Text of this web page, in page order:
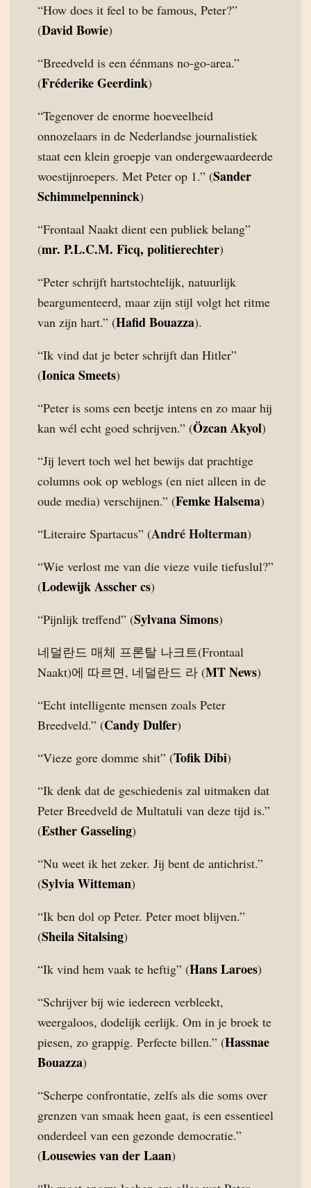
“How does it feel to be famous, Peter?”
(David Bowie)
“Breedveld is een éénmans no-go-area.”
(Fréderike Geerdink)
“Tegenover de enorme hoeveelheid
onnozelaars in de Nederlandse journalistiek
staat een klein groepje van ondergewaardeerde
woestijnroepers. Met Peter op 1.” (Sander
Schimmelpenninck)
“Frontaal Naakt dient een publiek belang”
(mr. P.L.C.M. Ficq, politierechter)
“Peter schrijft hartstochtelijk, natuurlijk
beargumenteerd, maar zijn stijl volgt het ritme
van zijn hart.” (Hafid Bouazza).
“Ik vind dat je beter schrijft dan Hitler”
(Ionica Smeets)
“Peter is soms een beetje intens en zo maar hij
kan wél echt goed schrijven.” (Özcan Akyol)
“Jij levert toch wel het bewijs dat prachtige
columns ook op weblogs (en niet alleen in de
oude media) verschijnen.” (Femke Halsema)
“Literaire Spartacus” (André Holterman)
“Wie verlost me van die vieze vuile tiefuslul?”
(Lodewijk Asscher cs)
“Pijnlijk treffend” (Sylvana Simons)
네덜란드 매체 프론탈 나크트(Frontaal
Naakt)에 따르면, 네덜란드 라 (MT News)
“Echt intelligente mensen zoals Peter
Breedveld.” (Candy Dulfer)
“Vieze gore domme shit” (Tofik Dibi)
“Ik denk dat de geschiedenis zal uitmaken dat
Peter Breedveld de Multatuli van deze tijd is.”
(Esther Gasseling)
“Nu weet ik het zeker. Jij bent de antichrist.”
(Sylvia Witteman)
“Ik ben dol op Peter. Peter moet blijven.”
(Sheila Sitalsing)
“Ik vind hem vaak te heftig” (Hans Laroes)
“Schrijver bij wie iedereen verbleekt,
weergaloos, dodelijk eerlijk. Om in je broek te
piesen, zo grappig. Perfecte billen.” (Hassnae
Bouazza)
“Scherpe confrontatie, zelfs als die soms over
grenzen van smaak heen gaat, is een essentieel
onderdeel van een gezonde democratie.”
(Lousewies van der Laan)